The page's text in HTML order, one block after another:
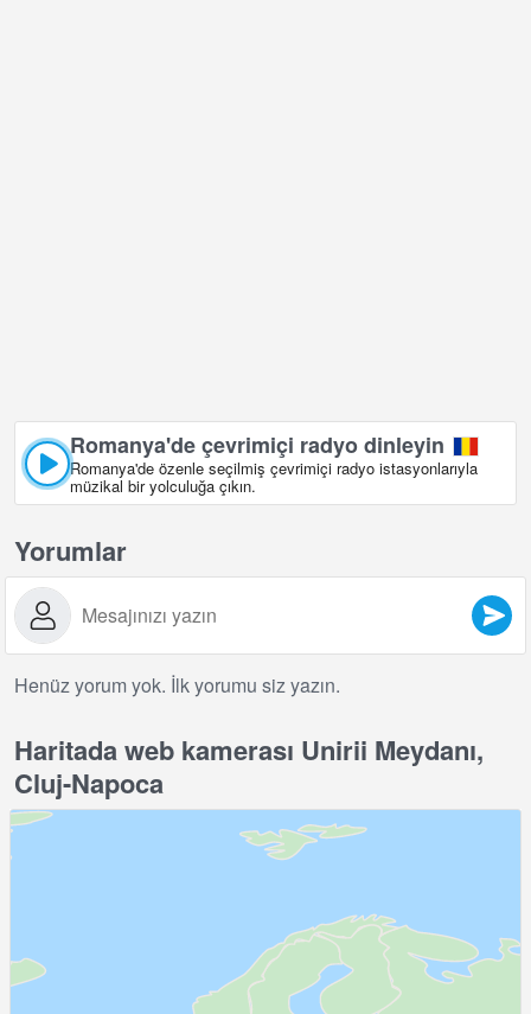
Romanya'de çevrimiçi radyo dinleyin
Romanya'de özenle seçilmiş çevrimiçi radyo istasyonlarıyla
müzikal bir yolculuğa çıkın.
Yorumlar
Henüz yorum yok. İlk yorumu siz yazın.
Haritada web kamerası Unirii Meydanı,
Cluj-Napoca